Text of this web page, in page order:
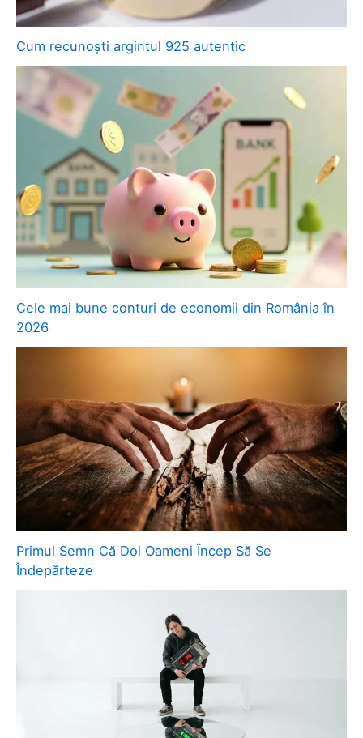
Cum recunoști argintul 925 autentic
Cele mai bune conturi de economii din România în
2026
Primul Semn Că Doi Oameni Încep Să Se
Îndepărteze